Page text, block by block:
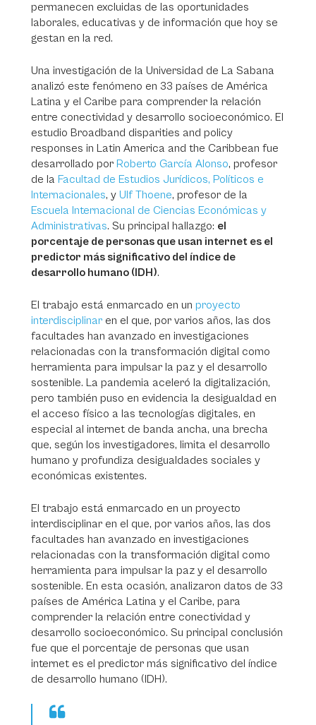
permanecen excluidas de las oportunidades
laborales, educativas y de información que hoy se
gestan en la red.
Una investigación de la Universidad de La Sabana
analizó este fenómeno en 33 países de América
Latina y el Caribe para comprender la relación
entre conectividad y desarrollo socioeconómico. El
estudio Broadband disparities and policy
responses in Latin America and the Caribbean fue
desarrollado por Roberto García Alonso, profesor
de la Facultad de Estudios Jurídicos, Políticos e
Internacionales, y Ulf Thoene, profesor de la
Escuela Internacional de Ciencias Económicas y
Administrativas. Su principal hallazgo: el
porcentaje de personas que usan internet es el
predictor más significativo del índice de
desarrollo humano (IDH).
El trabajo está enmarcado en un proyecto
interdisciplinar en el que, por varios años, las dos
facultades han avanzado en investigaciones
relacionadas con la transformación digital como
herramienta para impulsar la paz y el desarrollo
sostenible. La pandemia aceleró la digitalización,
pero también puso en evidencia la desigualdad en
el acceso físico a las tecnologías digitales, en
especial al internet de banda ancha, una brecha
que, según los investigadores, limita el desarrollo
humano y profundiza desigualdades sociales y
económicas existentes.
El trabajo está enmarcado en un proyecto
interdisciplinar en el que, por varios años, las dos
facultades han avanzado en investigaciones
relacionadas con la transformación digital como
herramienta para impulsar la paz y el desarrollo
sostenible. En esta ocasión, analizaron datos de 33
países de América Latina y el Caribe, para
comprender la relación entre conectividad y
desarrollo socioeconómico. Su principal conclusión
fue que el porcentaje de personas que usan
internet es el predictor más significativo del índice
de desarrollo humano (IDH).